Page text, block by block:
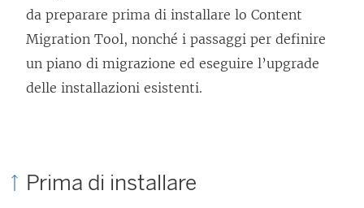
da preparare prima di installare lo Content
Migration Tool, nonché i passaggi per definire
un piano di migrazione ed eseguire l’upgrade
delle installazioni esistenti.
Prima di installare